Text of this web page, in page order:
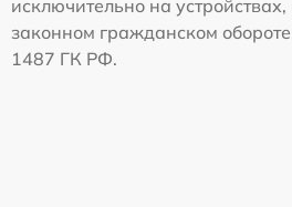
исключительно на
законном гражданском обороте,
1487 ГК РФ.